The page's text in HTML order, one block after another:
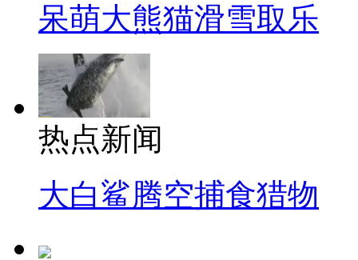
呆萌大熊猫滑雪取乐
热点新闻
大白鲨腾空捕食猎物